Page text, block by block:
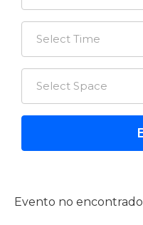
Select Time
Select Space
Evento no encontrado